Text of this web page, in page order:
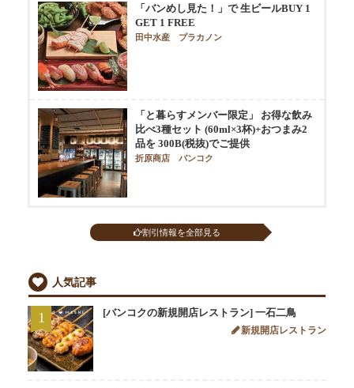
「バンめし見た！」で 生ビールBUY 1
GET 1 FREE
田中水産 プラカノン
「と暮らすメンバー限定」 お得な飲み
比べ3種セット (60ml×3杯)+おつまみ2
品を 300B(税抜)でご提供
折原商店 バンコク
割引情報を全部見る
人気記事
1 [バンコクの新規開店レストラン] 一石二鳥
新規開店レストラン